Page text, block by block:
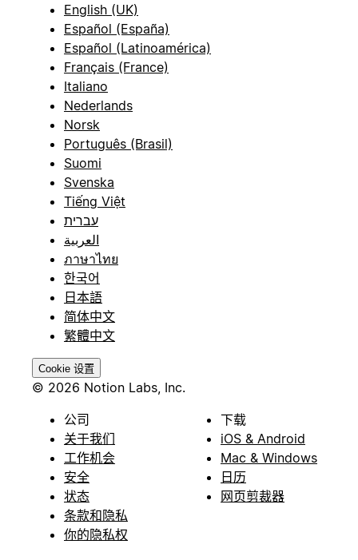
English (UK)
Español (España)
Español (Latinoamérica)
Français (France)
Italiano
Nederlands
Norsk
Português (Brasil)
Suomi
Svenska
Tiếng Việt
עברית
العربية
ภาษาไทย
한국어
日本語
简体中文
繁體中文
Cookie 设置
© 2026 Notion Labs, Inc.
公司
关于我们
工作机会
安全
状态
条款和隐私
你的隐私权
下载
iOS & Android
Mac & Windows
日历
网页剪裁器